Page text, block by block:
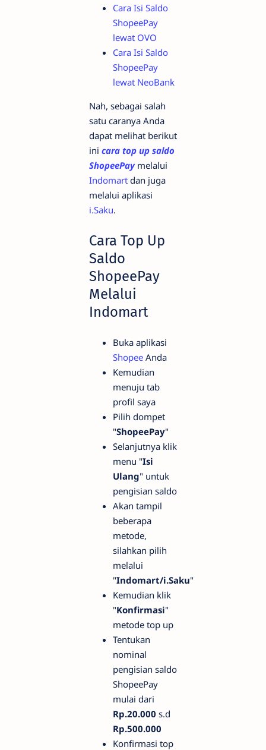
Cara Isi Saldo
ShopeePay
lewat OVO
Cara Isi Saldo
ShopeePay
lewat NeoBank
Nah, sebagai salah
satu caranya Anda
dapat melihat berikut
ini cara top up saldo
ShopeePaymelalui
Indomart dan juga
melalui aplikasi
i.Saku.
Cara Top Up
Saldo
ShopeePay
Melalui
Indomart
Buka aplikasi
Shopee Anda
Kemudian
menuju tab
profil saya
Pilih dompet
"ShopeePay"
Selanjutnya klik
menu "Isi
Ulang" untuk
pengisian saldo
Akan tampil
beberapa
metode,
silahkan pilih
melalui
"Indomart/i.Saku"
Kemudian klik
"Konfirmasi"
metode top up
Tentukan
nominal
pengisian saldo
ShopeePay
mulai dari
Rp.20.000 s.d
Rp.500.000
Konfirmasi top